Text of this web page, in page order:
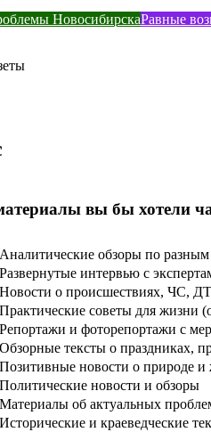
НовосибирскаРавные
вы бы хотели
Аналитические обзоры по
Развернутые интервью с
Новости о происшествиях, ЧС,
Практические советы для жизни
Репортажи и фоторепортажи с
Обзорные тексты о праздниках,
Позитивные новости о природе и
Политические новости и обзоры
Материалы об актуальных
Исторические и краеведческие